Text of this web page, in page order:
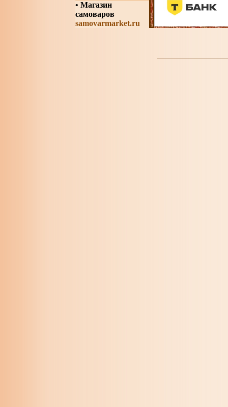
• Магазин
самоваров
samovarmarket.ru